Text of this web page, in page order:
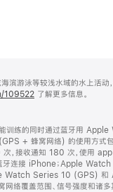
等较浅水域的水上活动，
109522 了解更多信息。
训练的同时通过蓝牙用
+ 蜂窝网络) 的使用方式包
，接收通知 180 次，使用
牙连接 iPhone；Apple
Watch Series 10 (GPS)
络覆盖范围、信号强度和诸